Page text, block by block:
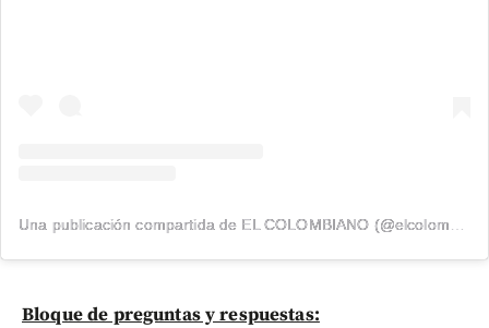
Bloque de preguntas y respuestas: